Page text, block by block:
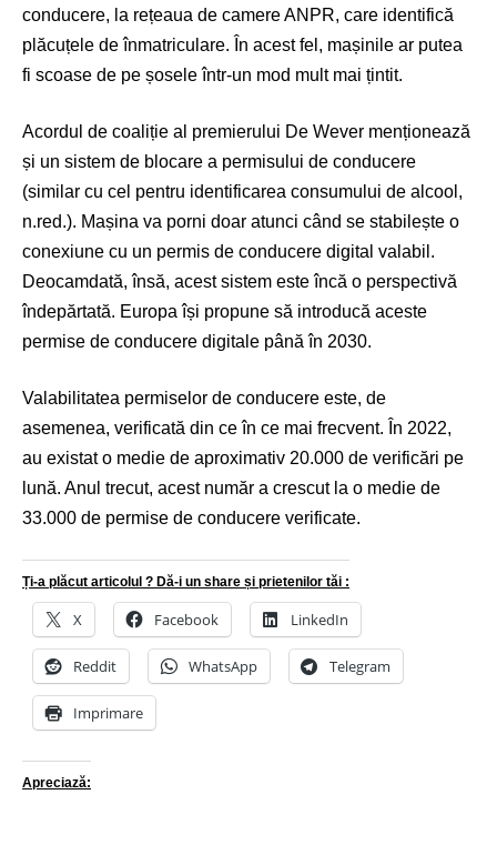
conducere, la rețeaua de camere ANPR, care identifică
plăcuțele de înmatriculare. În acest fel, mașinile ar putea
fi scoase de pe șosele într-un mod mult mai țintit.
Acordul de coaliție al premierului De Wever menționează
și un sistem de blocare a permisului de conducere
(similar cu cel pentru identificarea consumului de alcool,
n.red.). Mașina va porni doar atunci când se stabilește o
conexiune cu un permis de conducere digital valabil.
Deocamdată, însă, acest sistem este încă o perspectivă
îndepărtată. Europa își propune să introducă aceste
permise de conducere digitale până în 2030.
Valabilitatea permiselor de conducere este, de
asemenea, verificată din ce în ce mai frecvent. În 2022,
au existat o medie de aproximativ 20.000 de verificări pe
lună. Anul trecut, acest număr a crescut la o medie de
33.000 de permise de conducere verificate.
Ți-a plăcut articolul ? Dă-i un share și prietenilor tăi :
X Facebook LinkedIn
Reddit WhatsApp Telegram
Imprimare
Apreciază: